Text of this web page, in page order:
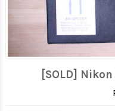
[SOLD]